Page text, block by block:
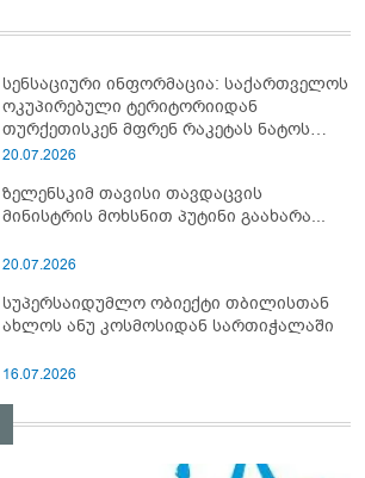
სენსაციური ინფორმაცია: საქართველოს
ოკუპირებული ტერიტორიიდან
თურქეთისკენ მფრენ რაკეტას ნატოს
სამიტი კინაღამ ჩაუშლია
20.07.2026
ზელენსკიმ თავისი თავდაცვის
მინისტრის მოხსნით პუტინი გაახარა...
20.07.2026
სუპერსაიდუმლო ობიექტი თბილისთან
ახლოს ანუ კოსმოსიდან სართიჭალაში
16.07.2026